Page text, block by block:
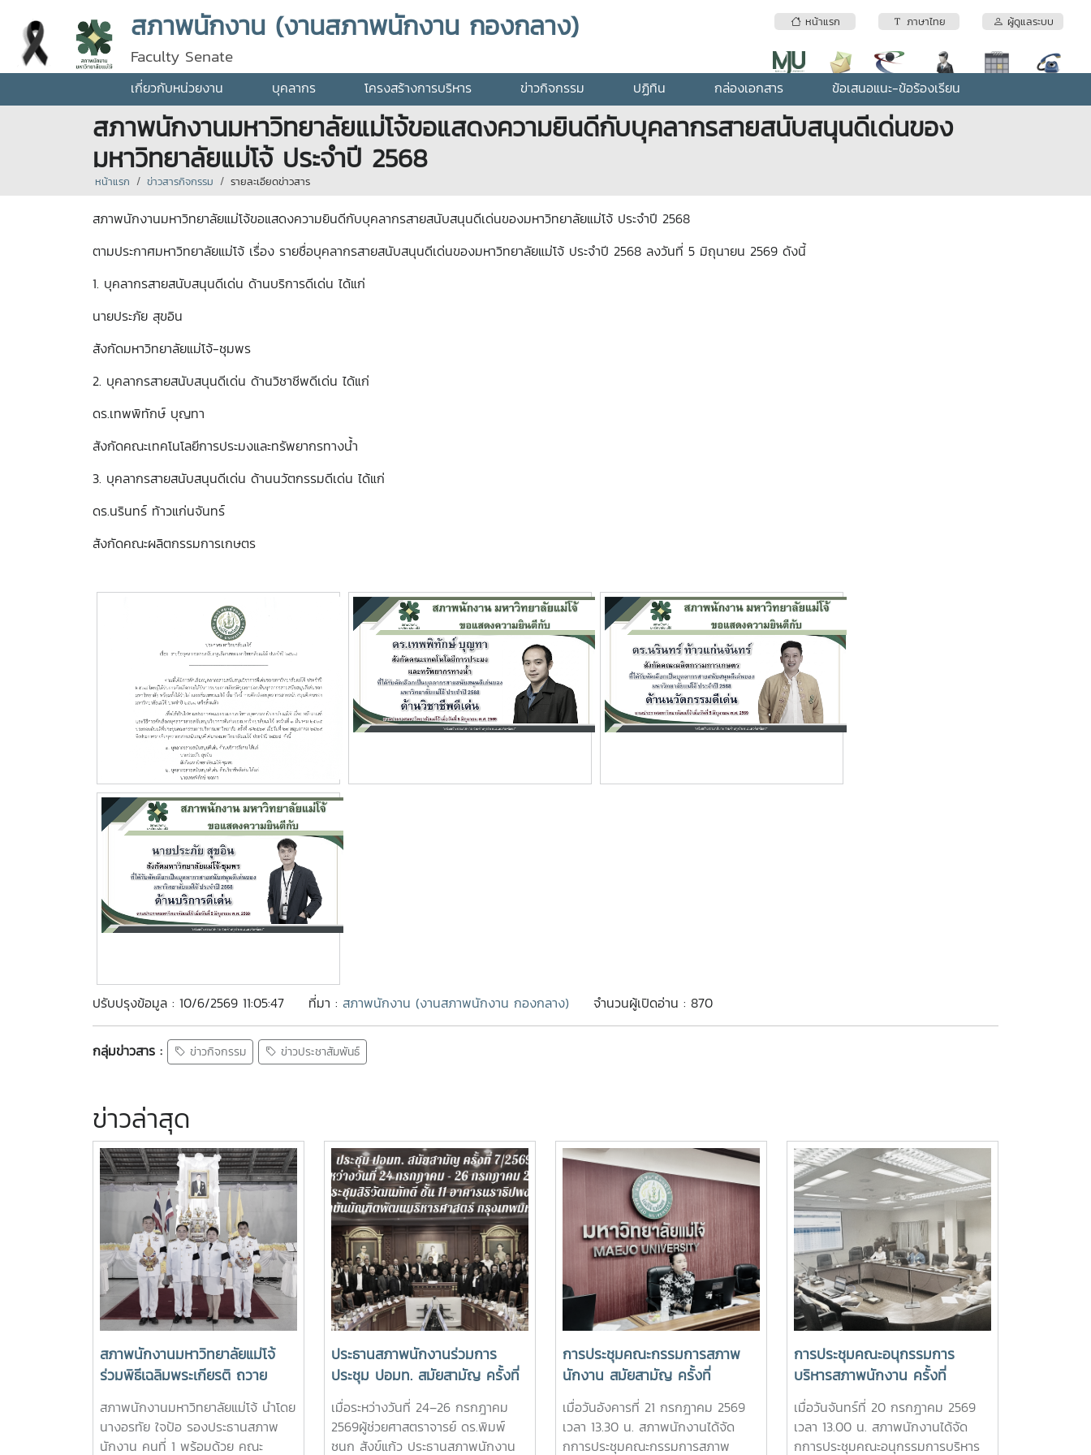
หน้าแรก ภาษาไทย ผู้ดูแลระบบ
สภาพนักงาน (งานสภาพนักงาน กองกลาง)
Faculty Senate
เกี่ยวกับหน่วยงาน บุคลากร โครงสร้างการบริหาร ข่าวกิจกรรม ปฏิทิน กล่องเอกสาร ข้อเสนอแนะ-ข้อร้องเรียน
สภาพนักงานมหาวิทยาลัยแม่โจ้ขอแสดงความยินดีกับบุคลากรสายสนับสนุนดีเด่นของ
มหาวิทยาลัยแม่โจ้ ประจำปี 2568
หน้าแรก ข่าวสารกิจกรรม รายละเอียดข่าวสาร
สภาพนักงานมหาวิทยาลัยแม่โจ้ขอแสดงความยินดีกับบุคลากรสายสนับสนุนดีเด่นของมหาวิทยาลัยแม่โจ้ ประจำปี 2568
ตามประกาศมหาวิทยาลัยแม่โจ้ เรื่อง รายชื่อบุคลากรสายสนับสนุนดีเด่นของมหาวิทยาลัยแม่โจ้ ประจำปี 2568 ลงวันที่ 5 มิถุนายน 2569 ดังนี้
1. บุคลากรสายสนับสนุนดีเด่น ด้านบริการดีเด่น ได้แก่
นายประภัย สุขอิน
สังกัดมหาวิทยาลัยแม่โจ้-ชุมพร
2. บุคลากรสายสนับสนุนดีเด่น ด้านวิชาชีพดีเด่น ได้แก่
ดร.เทพพิทักษ์ บุญทา
สังกัดคณะเทคโนโลยีการประมงและทรัพยากรทางน้ำ
3. บุคลากรสายสนับสนุนดีเด่น ด้านนวัตกรรมดีเด่น ได้แก่
ดร.นรินทร์ ท้าวแก่นจันทร์
สังกัดคณะผลิตกรรมการเกษตร
ปรับปรุงข้อมูล : 10/6/2569 11:05:47 ที่มา : สภาพนักงาน (งานสภาพนักงาน กองกลาง) จำนวนผู้เปิดอ่าน : 870
กลุ่มข่าวสาร : ข่าวกิจกรรม ข่าวประชาสัมพันธ์
ข่าวล่าสุด
สภาพนักงานมหาวิทยาลัยแม่โจ้
ร่วมพิธีเฉลิมพระเกียรติ ถวาย
พระพรชัยมงคล พระบาทสมเด็จ
พระปรเมนทรรามาธิบดีศรีสินทร
มหาวชิราลงกรณ พระวชิรเกล้าเจ้า
สภาพนักงานมหาวิทยาลัยแม่โจ้ นำโดย
นางอรทัย ใจป้อ รองประธานสภาพ
นักงาน คนที่ 1 พร้อมด้วย คณะ
ประธานสภาพนักงานร่วมการ
ประชุม ปอมท. สมัยสามัญ ครั้งที่
7/2569
เมื่อระหว่างวันที่ 24–26 กรกฎาคม
2569ผู้ช่วยศาสตราจารย์ ดร.พิมพ์
ชนก สังข์แก้ว ประธานสภาพนักงาน
การประชุมคณะกรรมการสภาพ
นักงาน สมัยสามัญ ครั้งที่
5/2569
เมื่อวันอังคารที่ 21 กรกฎาคม 2569
เวลา 13.30 น. สภาพนักงานได้จัด
กการประชุมคณะกรรมการสภาพ
การประชุมคณะอนุกรรมการ
บริหารสภาพนักงาน ครั้งที่
5/2569
เมื่อวันจันทร์ที่ 20 กรกฎาคม 2569
เวลา 13.00 น. สภาพนักงานได้จัด
กการประชุมคณะอนุกรรมการบริหาร